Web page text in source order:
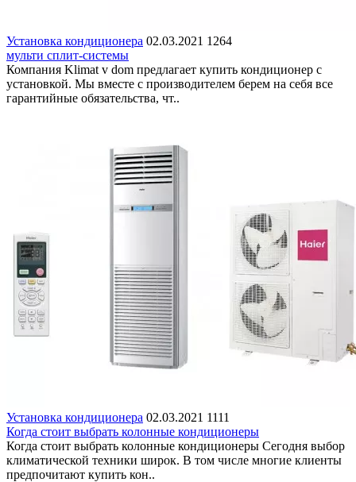
Установка кондиционера 02.03.2021 1264
мульти сплит-системы
Компания Klimat v dom предлагает купить кондиционер с
установкой. Мы вместе с производителем берем на себя все
гарантийные обязательства, чт..
Установка кондиционера 02.03.2021 1111
Когда стоит выбрать колонные кондиционеры
Когда стоит выбрать колонные кондиционеры Сегодня выбор
климатической техники широк. В том числе многие клиенты
предпочитают купить кон..